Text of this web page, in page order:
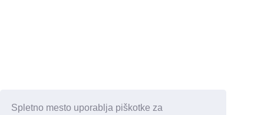
Spletno mesto uporablja piškotke za